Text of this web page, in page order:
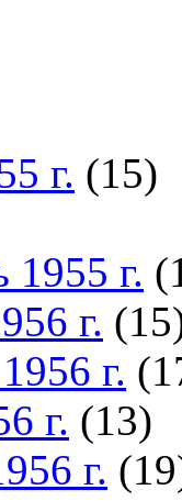
г. (15)
г.
г.
г.
г. (13)
г.